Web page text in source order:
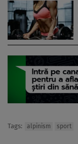
Tags: alpinism sport